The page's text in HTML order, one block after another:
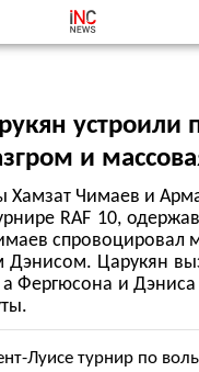
устроили
и
Хамзат Чимаев и
RAF 10,
спровоцировал
Дэнисом. Царукян
Фергюсона и
Луисе турнир по